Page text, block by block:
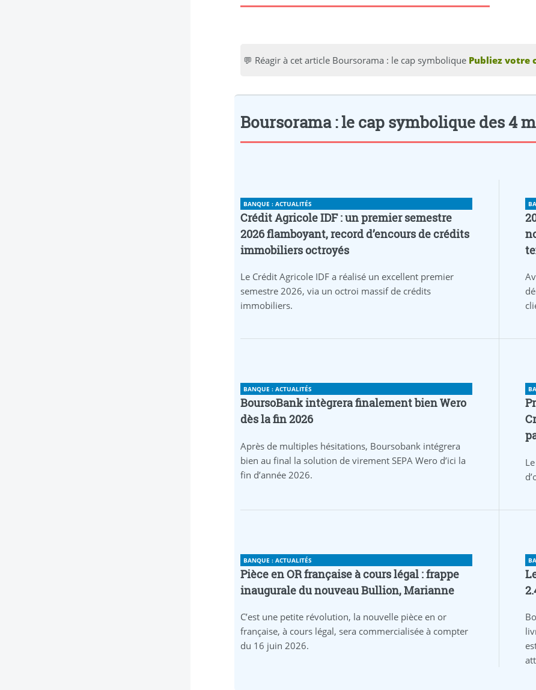
💬 Réagir à cet article Boursorama : le cap symbolique Publiez votre
Boursorama : le cap symbolique des 4
BANQUE : ACTUALITÉS
Crédit Agricole IDF : un premier semestre
2026 flamboyant, record d’encours de crédits
immobiliers octroyés
Le Crédit Agricole IDF a réalisé un excellent premier
semestre 2026, via un octroi massif de crédits
immobiliers.
BANQUE : ACTUALITÉS
BoursoBank intègrera finalement bien Wero
dès la fin 2026
Après de multiples hésitations, Boursobank intégrera
bien au final la solution de virement SEPA Wero d’ici la
fin d’année 2026.
BANQUE : ACTUALITÉS
Pièce en OR française à cours légal : frappe
inaugurale du nouveau Bullion, Marianne
C’est une petite révolution, la nouvelle pièce en or
française, à cours légal, sera commercialisée à compter
du 16 juin 2026.